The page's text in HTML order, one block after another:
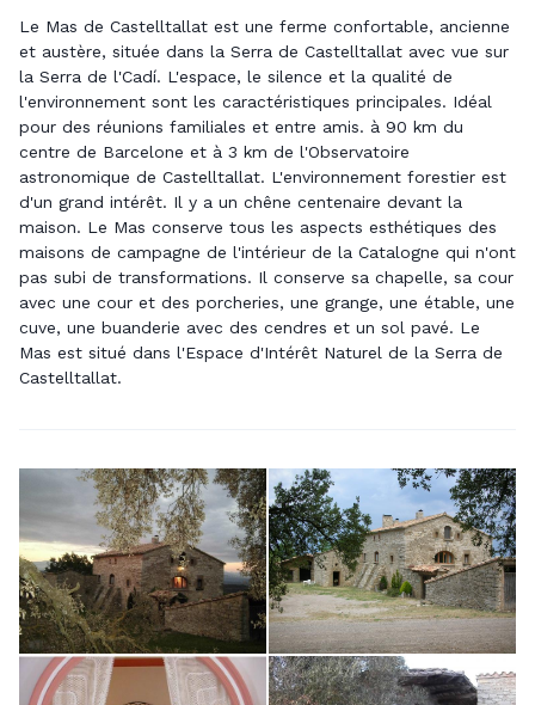
Le Mas de Castelltallat est une ferme confortable, ancienne
et austère, située dans la Serra de Castelltallat avec vue sur
la Serra de l'Cadí. L'espace, le silence et la qualité de
l'environnement sont les caractéristiques principales. Idéal
pour des réunions familiales et entre amis. à 90 km du
centre de Barcelone et à 3 km de l'Observatoire
astronomique de Castelltallat. L'environnement forestier est
d'un grand intérêt. Il y a un chêne centenaire devant la
maison. Le Mas conserve tous les aspects esthétiques des
maisons de campagne de l'intérieur de la Catalogne qui n'ont
pas subi de transformations. Il conserve sa chapelle, sa cour
avec une cour et des porcheries, une grange, une étable, une
cuve, une buanderie avec des cendres et un sol pavé. Le
Mas est situé dans l'Espace d'Intérêt Naturel de la Serra de
Castelltallat.